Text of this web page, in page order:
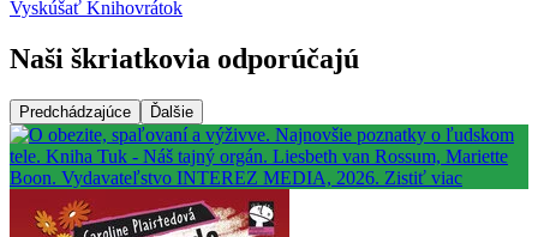
Vyskúšať Knihovrátok
Naši škriatkovia odporúčajú
Predchádzajúce Ďalšie